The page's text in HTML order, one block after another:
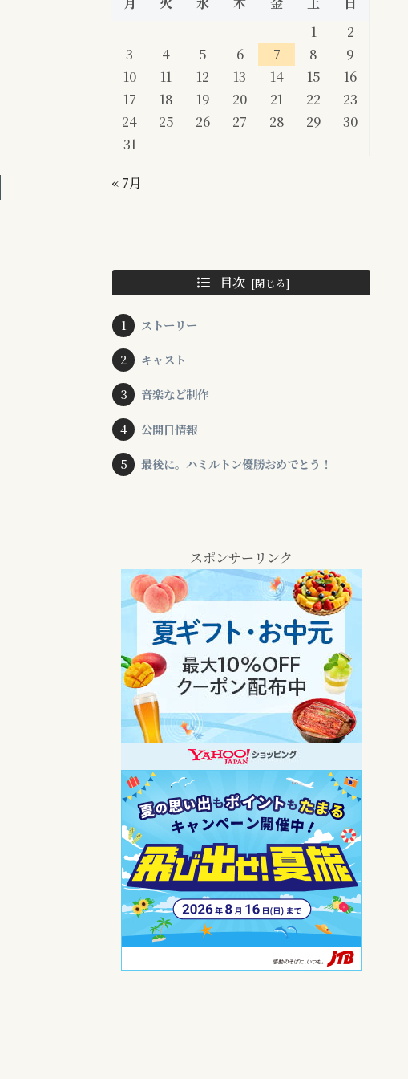
1
2
3
4 5 6 7 8
9
10
11 12 13 14 15
16
17
18 19 20 21 22
23
24
25 26 27 28 29
30
31
« 7月
目次
ストーリー
キャスト
音楽など制作
公開日情報
最後に。ハミルトン優勝おめでとう！
スポンサーリンク